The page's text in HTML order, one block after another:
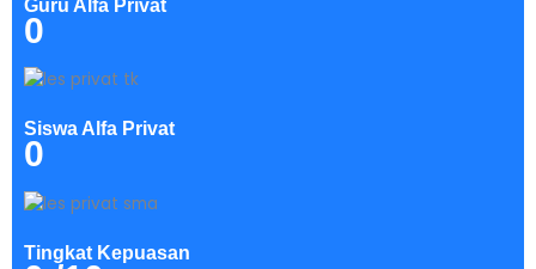
Guru Alfa Privat
0
Siswa Alfa Privat
0
Tingkat Kepuasan